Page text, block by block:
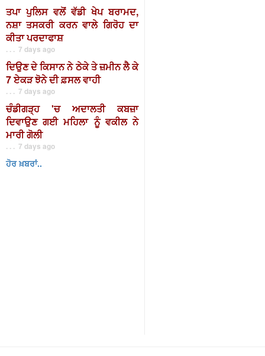
ਤਪਾ ਪੁਲਿਸ ਵਲੋਂ ਵੱਡੀ ਖੇਪ ਬਰਾਮਦ,
ਨਸ਼ਾ ਤਸਕਰੀ ਕਰਨ ਵਾਲੇ ਗਿਰੋਹ ਦਾ
ਕੀਤਾ ਪਰਦਾਫਾਸ਼
. . . 7 days ago
ਦਿਉਣ ਦੇ ਕਿਸਾਨ ਨੇ ਠੇਕੇ ਤੇ ਜ਼ਮੀਨ ਲੈ ਕੇ
7 ਏਕੜ ਝੋਨੇ ਦੀ ਫ਼ਸਲ ਵਾਹੀ
. . . 7 days ago
ਚੰਡੀਗੜ੍ਹ 'ਚ ਅਦਾਲਤੀ ਕਬਜ਼ਾ
ਦਿਵਾਉਣ ਗਈ ਮਹਿਲਾ ਨੂੰ ਵਕੀਲ ਨੇ
ਮਾਰੀ ਗੋਲੀ
. . . 7 days ago
ਹੋਰ ਖ਼ਬਰਾਂ..